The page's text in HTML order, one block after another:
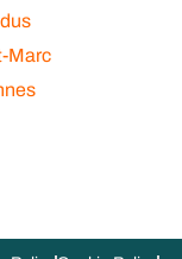
Marc